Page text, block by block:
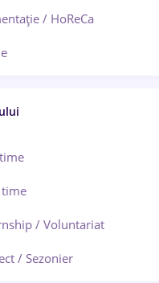
(Bistrița-Năsăud)
/ HoReCa
/ Babysitter / Curățenie
/ Consultanță
/ Echipamente
/ Voluntariat
/ Sezonier